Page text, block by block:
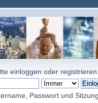
einloggen oder registrieren
Passwort und